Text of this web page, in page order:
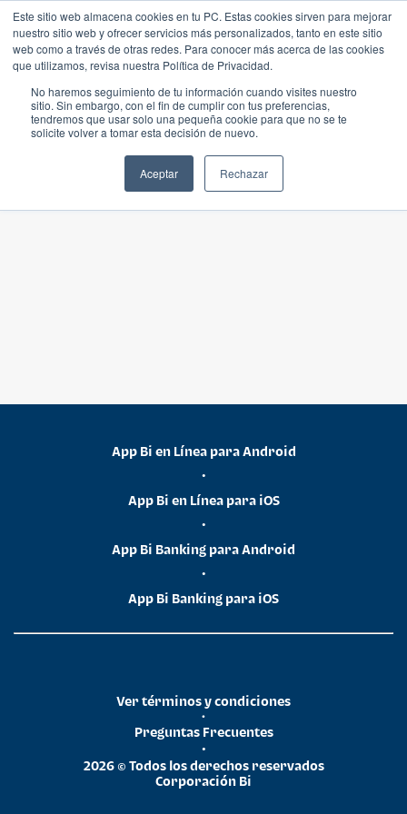
Este sitio web almacena cookies en tu PC. Estas cookies sirven para mejorar
nuestro sitio web y ofrecer servicios más personalizados, tanto en este sitio
web como a través de otras redes. Para conocer más acerca de las cookies
que utilizamos, revisa nuestra Política de Privacidad.
No haremos seguimiento de tu información cuando visites nuestro
sitio. Sin embargo, con el fin de cumplir con tus preferencias,
tendremos que usar solo una pequeña cookie para que no se te
solicite volver a tomar esta decisión de nuevo.
Aceptar Rechazar
App Bi en Línea para Android
•
App Bi en Línea para iOS
•
App Bi Banking para Android
•
App Bi Banking para iOS
2026 © Todos los derechos reservados
Corporación Bi
•
Preguntas Frecuentes
•
Ver términos y condiciones